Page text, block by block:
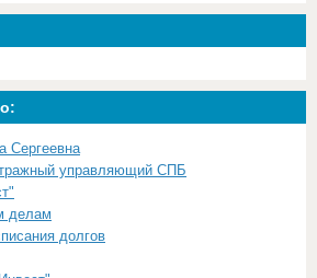
Сергеевна
управляющий СПБ
делам
долгов